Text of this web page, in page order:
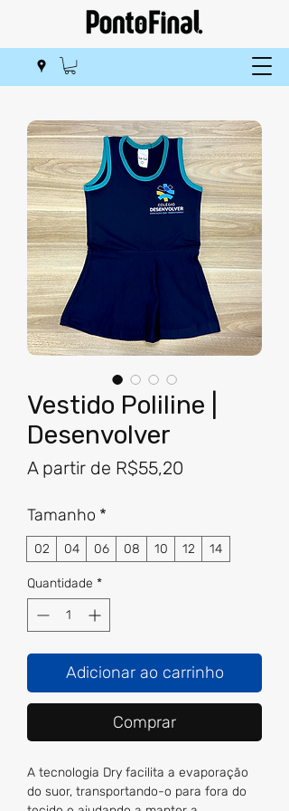
Vestido Poliline |
Desenvolver
A partir de R$55,20
Tamanho *
02 04 06 08 10 12 14
Quantidade *
Adicionar ao carrinho
Comprar
A tecnologia Dry facilita a evaporação
do suor, transportando-o para fora do